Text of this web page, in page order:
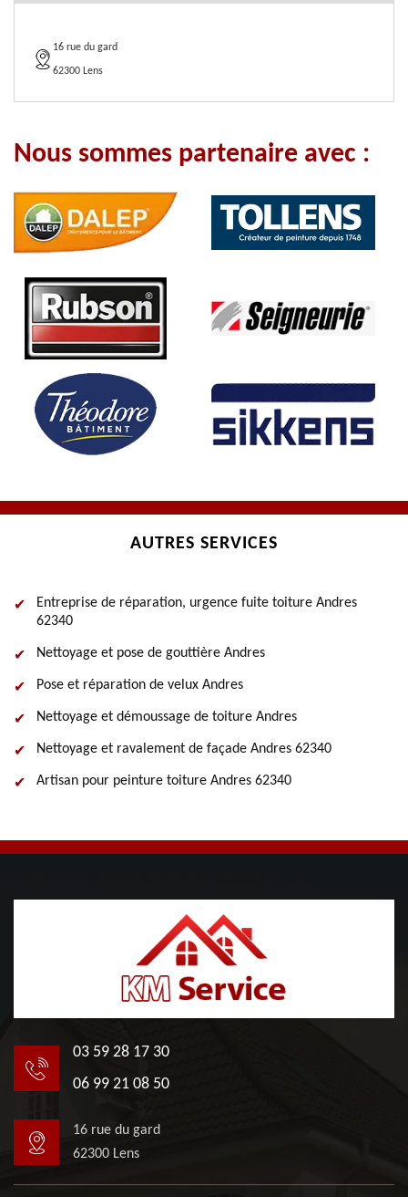
16 rue du gard
62300 Lens
Nous sommes partenaire avec :
AUTRES SERVICES
Entreprise de réparation, urgence fuite toiture Andres
62340
Nettoyage et pose de gouttière Andres
Pose et réparation de velux Andres
Nettoyage et démoussage de toiture Andres
Nettoyage et ravalement de façade Andres 62340
Artisan pour peinture toiture Andres 62340
03 59 28 17 30
06 99 21 08 50
16 rue du gard
62300 Lens